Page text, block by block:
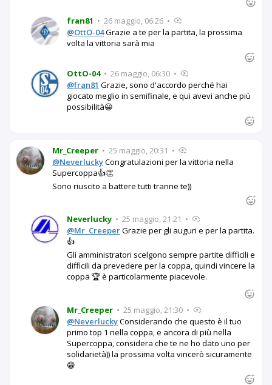
fran81 • 26 maggio, 06:26 •
@OttO-04Grazie a te per la partita, la prossima
volta la vittoria sarà mia
OttO-04 • 26 maggio, 06:30 •
@fran81 Grazie, sono d'accordo perché hai
giocato meglio in semifinale, e qui avevi anche più
possibilità😀
Mr_Creeper • 25 maggio, 20:31 •
@NeverluckyCongratulazioni per la vittoria nella
Supercoppa👍👏
Sono riuscito a battere tutti tranne te))
Neverlucky • 25 maggio, 21:21 •
@Mr_CreeperGrazie per gli auguri e per la partita.
👍
Gli amministratori scelgono sempre partite difficili e
difficili da prevedere per la coppa, quindi vincere la
coppa 🏆 è particolarmente piacevole.
Mr_Creeper • 25 maggio, 21:30 •
@NeverluckyConsiderando che questo è il tuo
primo top 1 nella coppa, e ancora di più nella
Supercoppa, considera che te ne ho dato uno per
solidarietà)) la prossima volta vincerò sicuramente
😁